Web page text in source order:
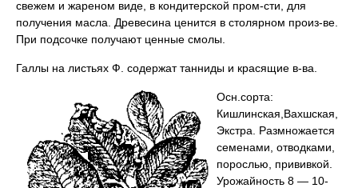
свежем и жареном виде, в кондитерской пром-сти, для
получения масла. Древесина ценится в столярном произ-ве.
При подсочке получают ценные смолы.
Галлы на листьях Ф. содержат танниды и красящие в-ва.
Осн.сорта:
Кишлинская,Вахшская,
Экстра. Размножается
семенами, отводками,
порослью, прививкой.
Урожайность 8 — 10-